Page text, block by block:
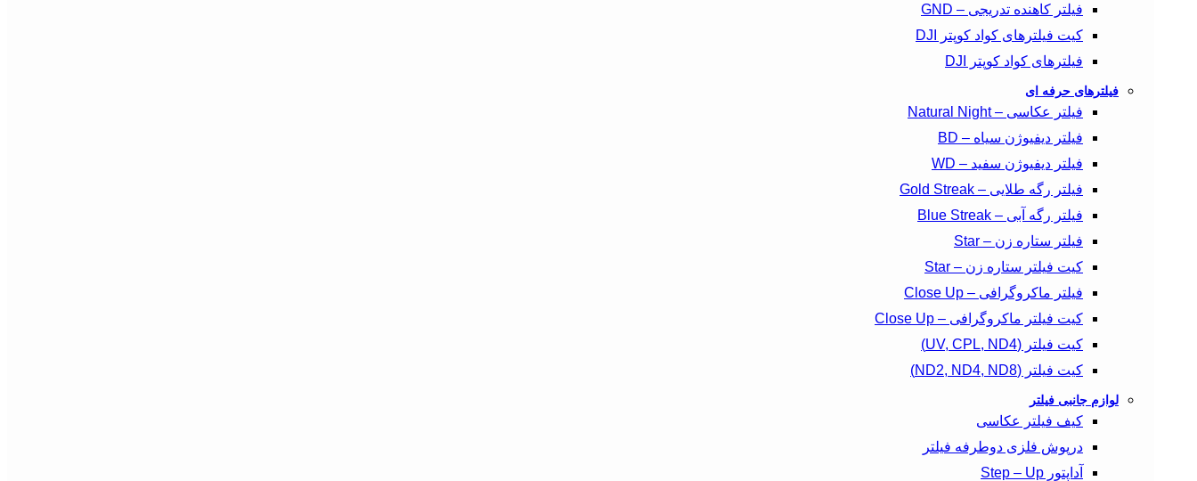
فیلتر کاهنده تدریجی – GND
کیت فیلترهای کواد کوپتر DJI
فیلترهای کواد کوپتر DJI
فیلترهای حرفه ای
فیلتر عکاسی – Natural Night
فیلتر دیفیوژن سیاه – BD
فیلتر دیفیوژن سفید – WD
فیلتر رگه طلایی – Gold Streak
فیلتر رگه آبی – Blue Streak
فیلتر ستاره زن – Star
کیت فیلتر ستاره زن – Star
فیلتر ماکروگرافی – Close Up
کیت فیلتر ماکروگرافی – Close Up
کیت فیلتر (UV, CPL, ND4)
کیت فیلتر (ND2, ND4, ND8)
لوازم جانبی فیلتر
کیف فیلتر عکاسی
درپوش فلزی دوطرفه فیلتر
آداپتور Step – Up